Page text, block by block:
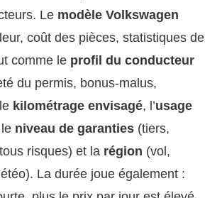
Le modèle Volkswagen
coût des pièces, statistiques de
comme le profil du conducteur
du permis, bonus-malus,
kilométrage envisagé, l’usage
niveau de garanties (tiers,
risques) et la région (vol,
La durée joue également :